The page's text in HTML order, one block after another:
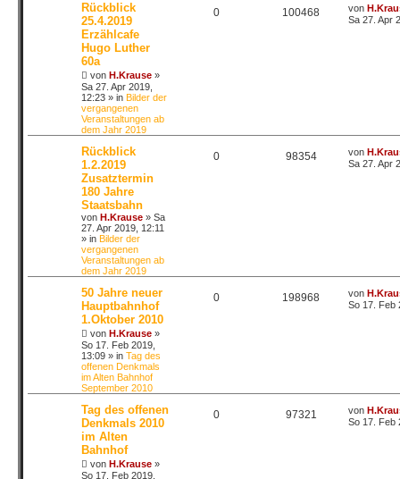
Rückblick
25.4.2019
Erzählcafe
Hugo Luther
60a
von H.Krause »
Sa 27. Apr 2019,
12:23 » in Bilder der
vergangenen
Veranstaltungen ab
dem Jahr 2019
0 100468 von
Sa 27. Apr
Rückblick
1.2.2019
Zusatztermin
180 Jahre
Staatsbahn
von H.Krause » Sa
27. Apr 2019, 12:11
» in Bilder der
vergangenen
Veranstaltungen ab
dem Jahr 2019
0 98354 von
Sa 27. Apr
50 Jahre neuer
Hauptbahnhof
1.Oktober 2010
von H.Krause »
So 17. Feb 2019,
13:09 » in Tag des
offenen Denkmals
im Alten Bahnhof
September 2010
0 198968 von
So 17. Feb
Tag des offenen
Denkmals 2010
im Alten
Bahnhof
von H.Krause »
So 17. Feb 2019,
0 97321 von
So 17. Feb